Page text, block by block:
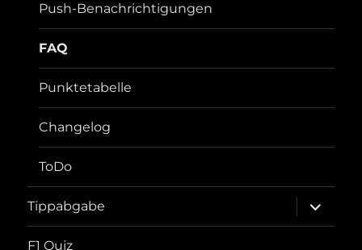
Push-Benachrichtigungen
FAQ
Punktetabelle
Changelog
ToDo
Tippabgabe
öffnen
F1 Quiz